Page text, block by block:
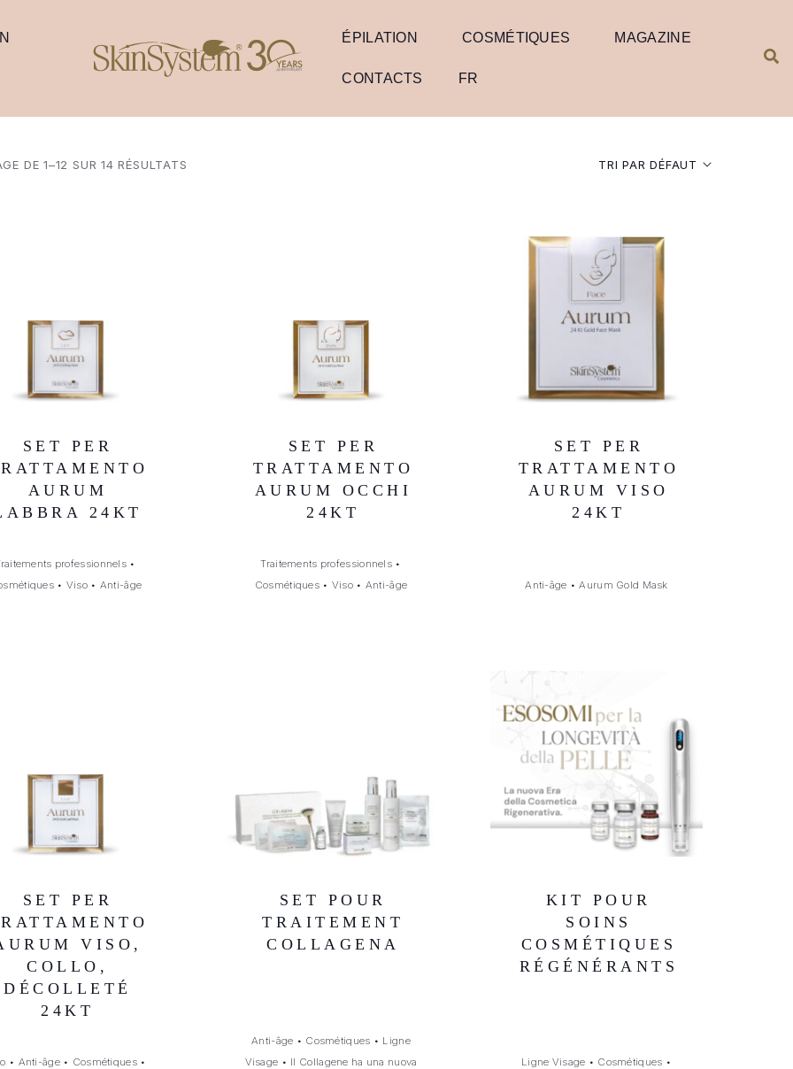
ÉPILATION COSMÉTIQUES MAGAZINE
CONTACTS FR
DE 1–12 SUR 14 RÉSULTATS TRI PAR DÉFAUT
SET PER
AURUM
24KT
professionnels•
• Viso • Anti-âge
SET PER
TRATTAMENTO
AURUM OCCHI
24KT
Traitements professionnels•
Cosmétiques• Viso • Anti-âge
SET PER
TRATTAMENTO
AURUM VISO
24KT
Anti-âge •Aurum Gold Mask
SET PER
VISO,
COLLO,
DÉCOLLETÉ
24KT
• Anti-âge• Cosmétiques•
SET POUR
TRAITEMENT
COLLAGENA
Anti-âge • Cosmétiques • Ligne
Visage • Il Collagene ha una nuova
KIT POUR
SOINS
COSMÉTIQUES
RÉGÉNÉRANTS
Ligne Visage • Cosmétiques •